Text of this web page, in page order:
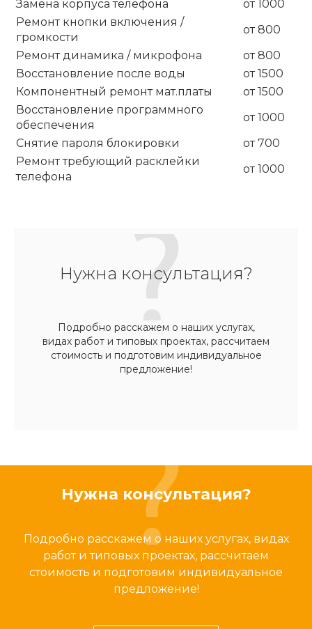
Замена корпуса телефона
от 1000
Ремонт кнопки включения /
громкости
от 800
Ремонт динамика / микрофона
от 800
Восстановление после воды
от 1500
Компонентный ремонт мат.платы
от 1500
Восстановление программного
обеспечения
от 1000
Снятие пароля блокировки
от 700
Ремонт требующий расклейки
телефона
от 1000
Нужна консультация?
Подробно расскажем о наших услугах,
видах работ и типовых проектах, рассчитаем
стоимость и подготовим индивидуальное
предложение!
Нужна консультация?
Подробно расскажем о наших услугах, видах
работ и типовых проектах, рассчитаем
стоимость и подготовим индивидуальное
предложение!